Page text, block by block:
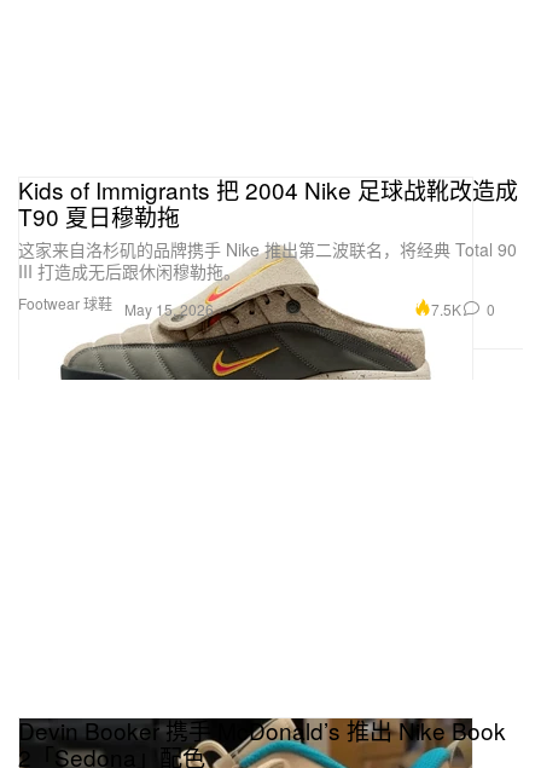
Footwear 球鞋
Kids of Immigrants 把 2004 Nike 足球战靴改造成
T90 夏日穆勒拖
这家来自洛杉矶的品牌携手 Nike 推出第二波联名，将经典 Total 90
III 打造成无后跟休闲穆勒拖。
May 15, 2026 7.5K 0
Devin Booker 携手 McDonald’s 推出 Nike Book
2「Sedona」配色